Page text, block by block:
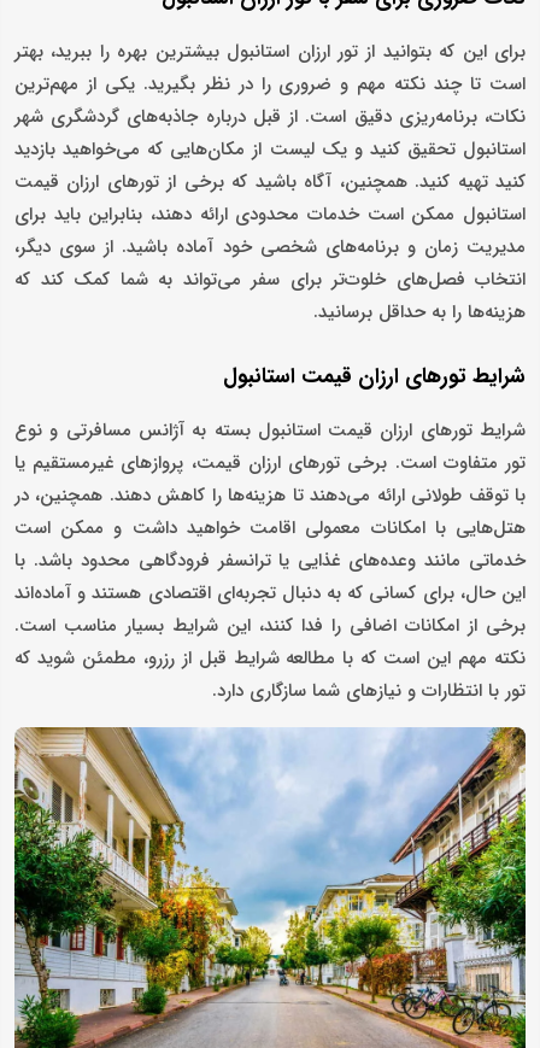
برای این که بتوانید از تور ارزان استانبول بیشترین بهره را ببرید، بهتر
است تا چند نکته مهم و ضروری را در نظر بگیرید. یکی از مهم‌ترین
نکات، برنامه‌ریزی دقیق است. از قبل درباره جاذبه‌های گردشگری شهر
استانبول تحقیق کنید و یک لیست از مکان‌هایی که می‌خواهید بازدید
کنید تهیه کنید. همچنین، آگاه باشید که برخی از تورهای ارزان قیمت
استانبول ممکن است خدمات محدودی ارائه دهند، بنابراین باید برای
مدیریت زمان و برنامه‌های شخصی خود آماده باشید. از سوی دیگر،
انتخاب فصل‌های خلوت‌تر برای سفر می‌تواند به شما کمک کند که
هزینه‌ها را به حداقل برسانید.
شرایط تورهای ارزان قیمت استانبول
شرایط تورهای ارزان قیمت استانبول بسته به آژانس مسافرتی و نوع
تور متفاوت است. برخی تورهای ارزان قیمت، پروازهای غیرمستقیم یا
با توقف طولانی ارائه می‌دهند تا هزینه‌ها را کاهش دهند. همچنین، در
هتل‌هایی با امکانات معمولی اقامت خواهید داشت و ممکن است
خدماتی مانند وعده‌های غذایی یا ترانسفر فرودگاهی محدود باشد. با
این حال، برای کسانی که به دنبال تجربه‌ای اقتصادی هستند و آماده‌اند
برخی از امکانات اضافی را فدا کنند، این شرایط بسیار مناسب است.
نکته مهم این است که با مطالعه شرایط قبل از رزرو، مطمئن شوید که
تور با انتظارات و نیازهای شما سازگاری دارد.